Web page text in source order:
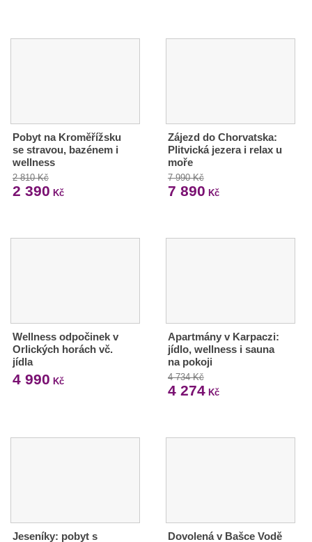
Pobyt na Kroměřížsku
se stravou, bazénem i
wellness
2 810 Kč
2 390 Kč
Zájezd do Chorvatska:
Plitvická jezera i relax u
moře
7 990 Kč
7 890 Kč
Wellness odpočinek v
Orlických horách vč.
jídla
4 990 Kč
Apartmány v Karpaczi:
jídlo, wellness i sauna
na pokoji
4 734 Kč
4 274Kč
Jeseníky: pobyt s Dovolená v Bašce Vodě